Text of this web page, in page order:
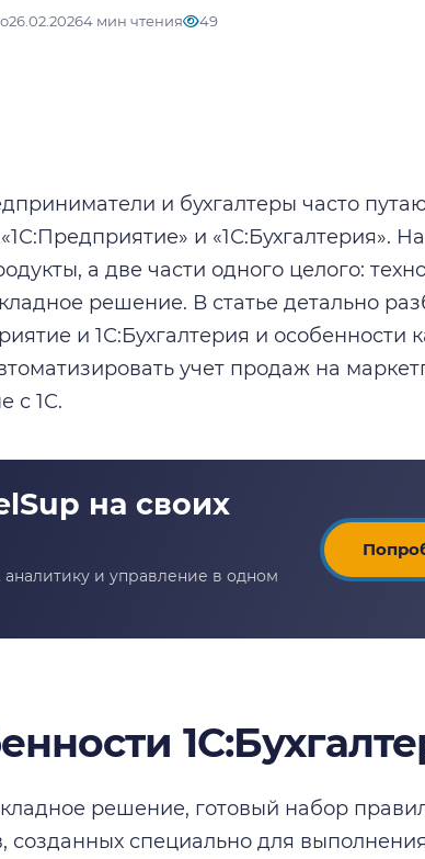
26.02.20264 мин чтения 49
и бухгалтеры часто
и «1С:Бухгалтерия».
а две части одного целого:
решение. В статье детально
и 1С:Бухгалтерия и особенности
учет продаж на
с 1С.
решение, готовый набор
созданных специально для